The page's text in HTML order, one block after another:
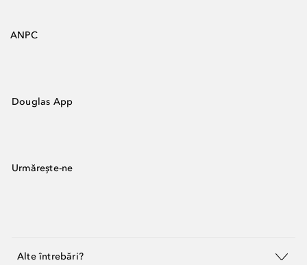
ANPC
Douglas App
Urmărește-ne
Alte întrebări?